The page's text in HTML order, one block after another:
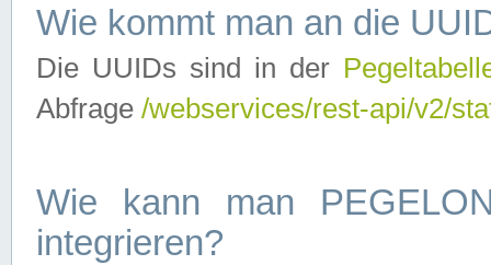
Wie kommt man an die
Die UUIDs sind in der
Abfrage /webservices/rest-api/v2/
Wie kann man
integrieren?